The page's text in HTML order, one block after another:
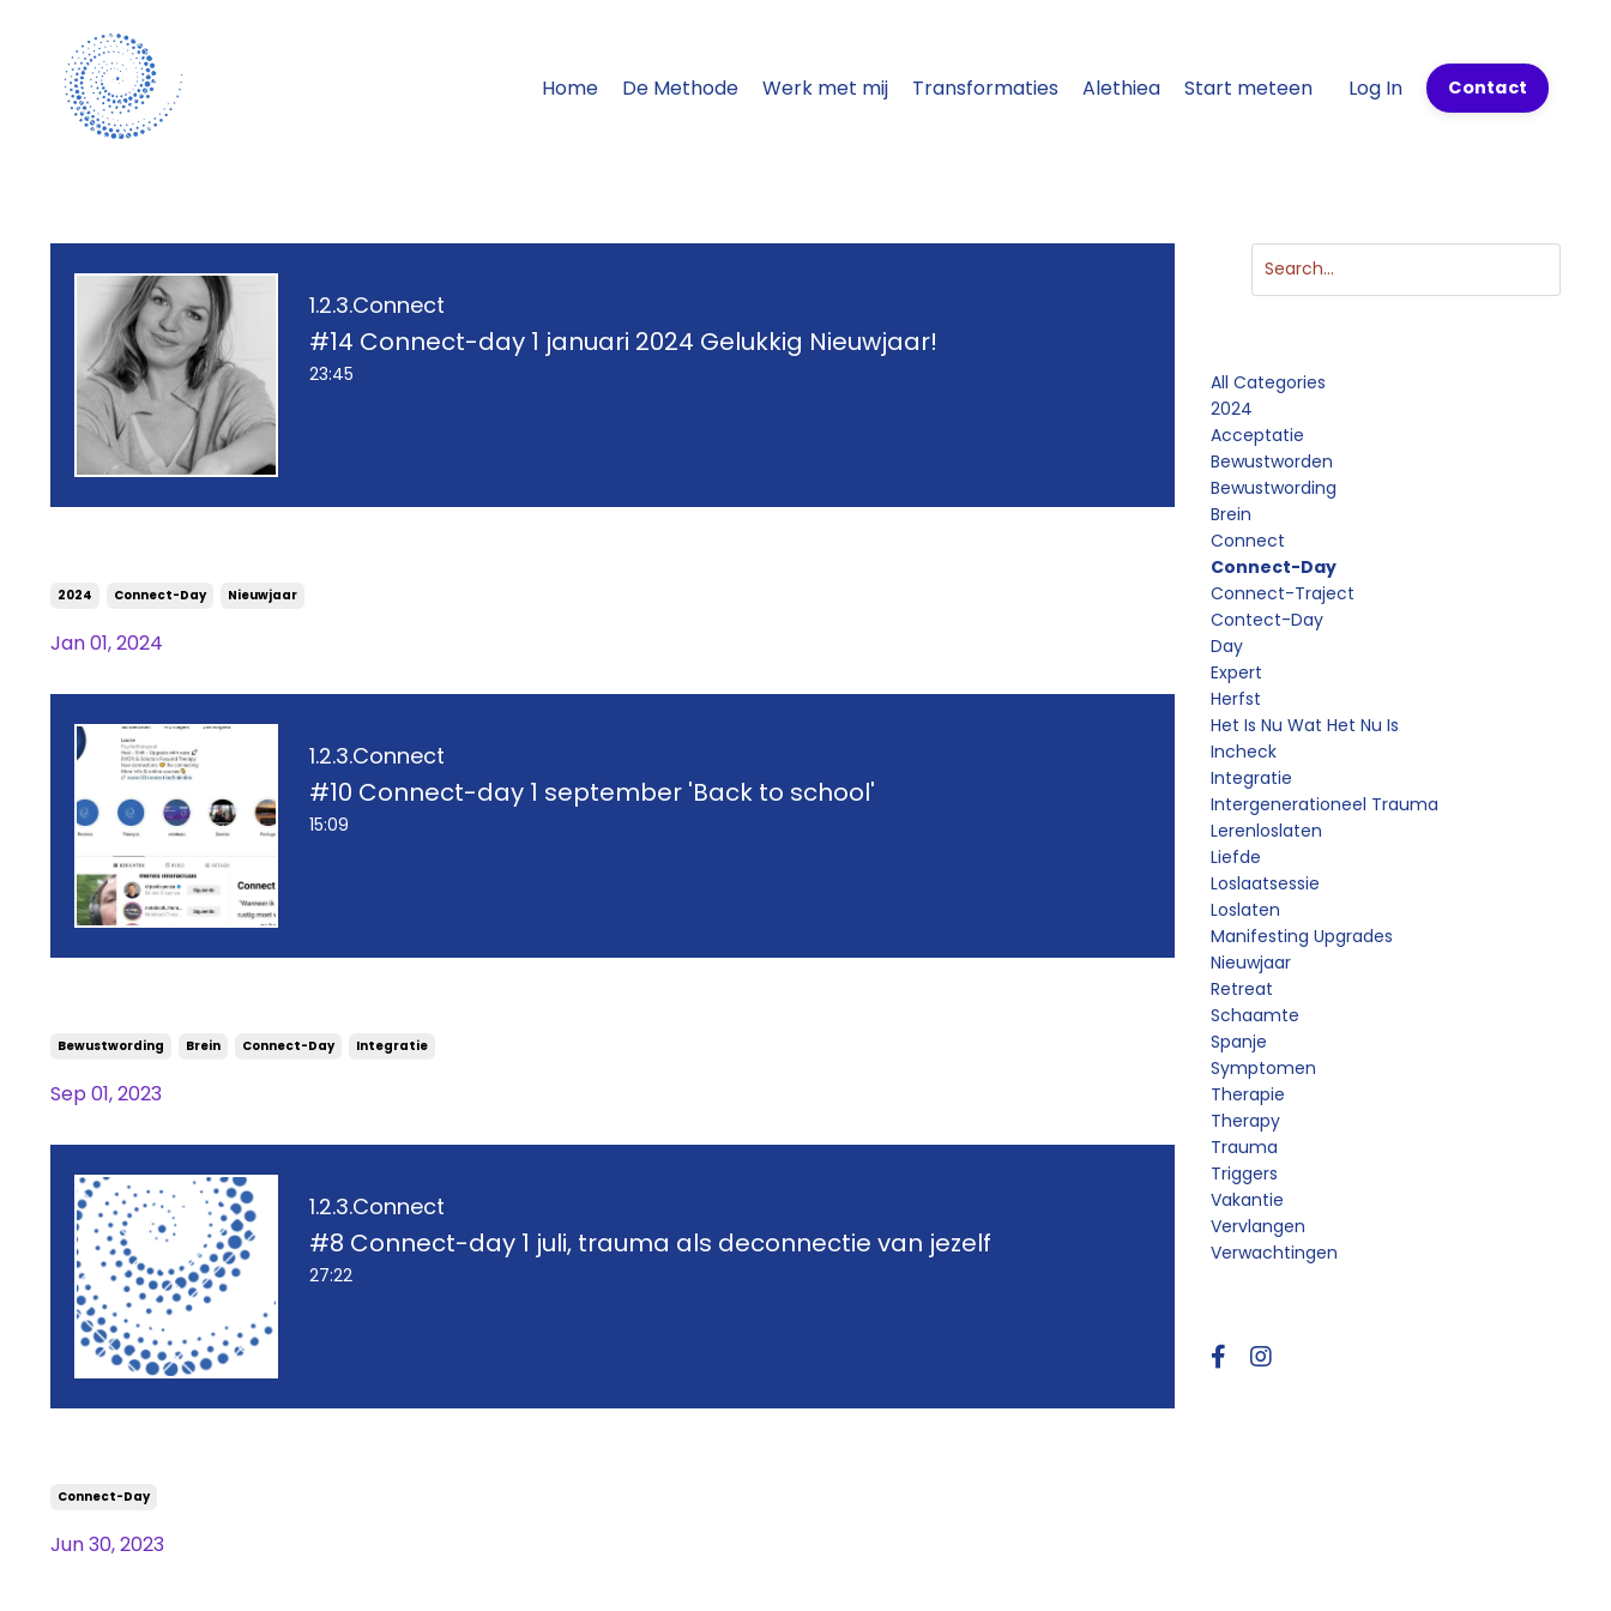
Home De Methode Werk met mij Transformaties Alethiea Start meteen Log In Contact
1.2.3.Connect
#14 Connect-day 1 januari 2024 Gelukkig Nieuwjaar!
23:45
2024 Connect-Day Nieuwjaar
Jan 01, 2024
1.2.3.Connect
#10 Connect-day 1 september 'Back to school'
15:09
Bewustwording Brein Connect-Day Integratie
Sep 01, 2023
1.2.3.Connect
#8 Connect-day 1 juli, trauma als deconnectie van jezelf
27:22
Connect-Day
Jun 30, 2023
All Categories
2024
Acceptatie
Bewustworden
Bewustwording
Brein
Connect
Connect-Day
Connect-Traject
Contect-Day
Day
Expert
Herfst
Het Is Nu Wat Het Nu Is
Incheck
Integratie
Intergenerationeel Trauma
Lerenloslaten
Liefde
Loslaatsessie
Loslaten
Manifesting Upgrades
Nieuwjaar
Retreat
Schaamte
Spanje
Symptomen
Therapie
Therapy
Trauma
Triggers
Vakantie
Vervlangen
Verwachtingen